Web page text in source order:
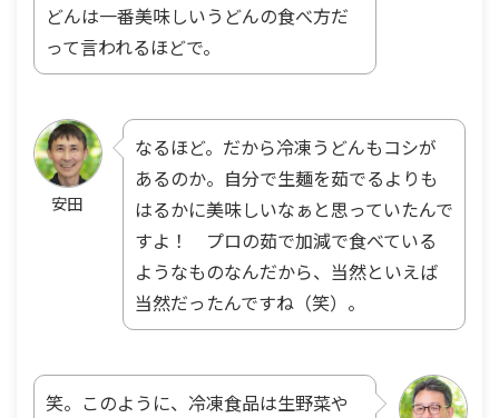
どんは一番美味しいうどんの食べ方だ
って言われるほどで。
安田
なるほど。だから冷凍うどんもコシが
あるのか。自分で生麺を茹でるよりも
はるかに美味しいなぁと思っていたんで
すよ！ プロの茹で加減で食べている
ようなものなんだから、当然といえば
当然だったんですね（笑）。
笑。このように、冷凍食品は生野菜や